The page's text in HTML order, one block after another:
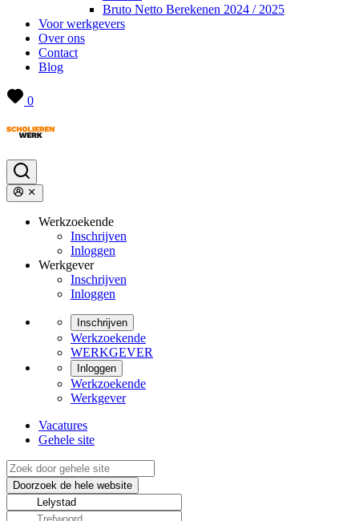
Bruto Netto Berekenen 2024 / 2025
Voor werkgevers
Over ons
Contact
Blog
0
Werkzoekende
Inschrijven
Inloggen
Werkgever
Inschrijven
Inloggen
Inschrijven
Werkzoekende
WERKGEVER
Inloggen
Werkzoekende
Werkgever
Vacatures
Gehele site